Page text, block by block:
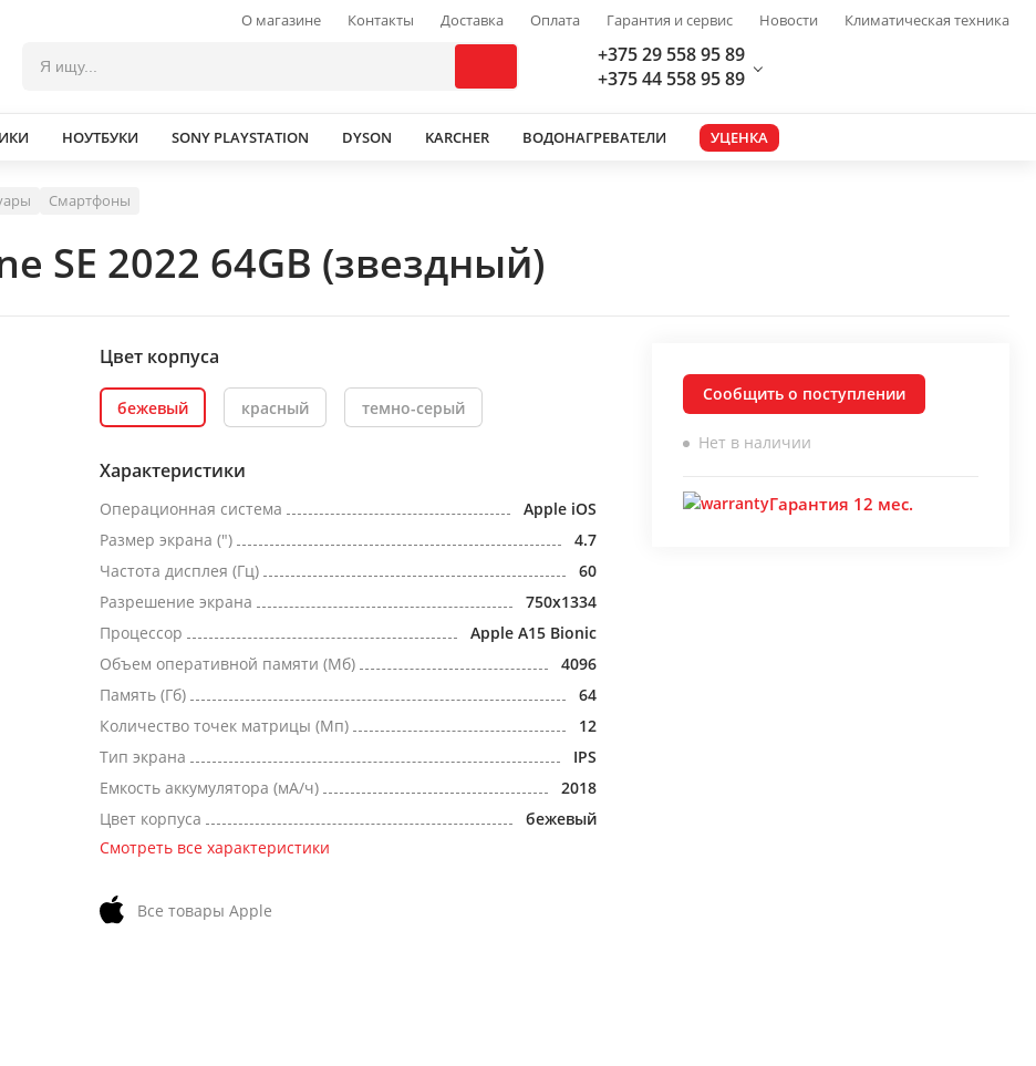
О магазине Контакты Доставка Оплата Гарантия и сервис Новости Климатическая техника
+375 29 558 95 89
+375 44 558 95 89
НОУТБУКИ SONY PLAYSTATION DYSON KARCHER ВОДОНАГРЕВАТЕЛИ УЦЕНКА
Смартфоны
SE 2022 64GB (звездный)
Цвет корпуса
бежевый красный темно-серый
Характеристики
Операционная система
Apple iOS
Размер экрана (")
4.7
Частота дисплея (Гц)
60
Разрешение экрана
750x1334
Процессор
Apple A15 Bionic
Объем оперативной памяти (Мб)
4096
Память (Гб)
64
Количество точек матрицы (Мп)
12
Тип экрана
IPS
Емкость аккумулятора (мА/ч)
2018
Цвет корпуса
бежевый
Смотреть все характеристики
Все товары Apple
Сообщить о поступлении
Нет в наличии
Гарантия 12 мес.